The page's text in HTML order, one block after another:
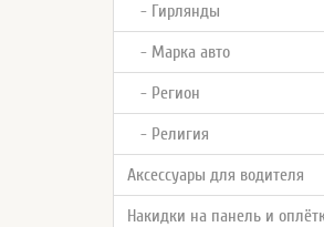
- Гирлянды
- Марка авто
- Регион
- Религия
Аксессуары для водителя
Накидки на панель и